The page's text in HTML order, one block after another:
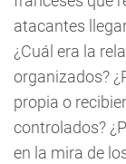
atacantes
¿Cuál era la
organizados?
propia o
controlados?
en la mira de